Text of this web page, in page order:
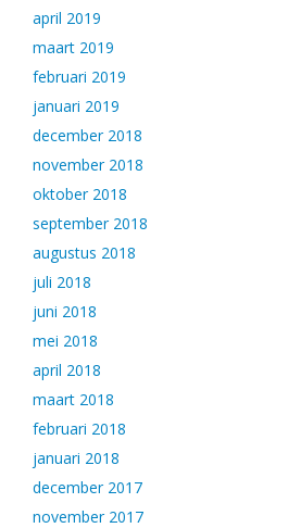
april 2019
maart 2019
februari 2019
januari 2019
december 2018
november 2018
oktober 2018
september 2018
augustus 2018
juli 2018
juni 2018
mei 2018
april 2018
maart 2018
februari 2018
januari 2018
december 2017
november 2017